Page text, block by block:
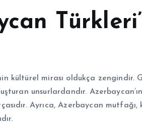
kültürel mirası oldukça zengindir.
unsurlardandır.
Ayrıca, Azerbaycan